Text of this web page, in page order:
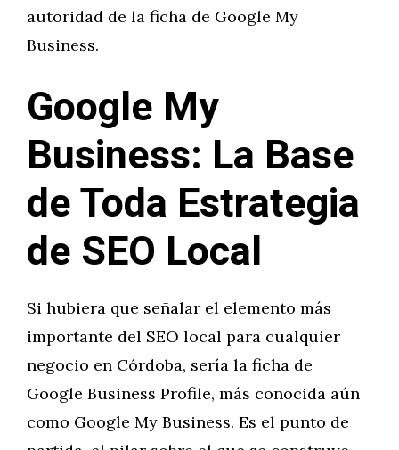
autoridad de la ficha de Google My
Business.
Google My
Business: La Base
de Toda Estrategia
de SEO Local
Si hubiera que señalar el elemento más
importante del SEO local para cualquier
negocio en Córdoba, sería la ficha de
Google Business Profile, más conocida aún
como Google My Business. Es el punto de